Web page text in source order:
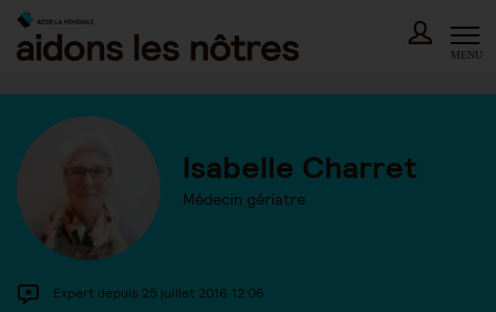
Skip
content
MENU
Isabelle Charret
Médecin gériatre
Expert depuis 25 juillet 2016 12:06